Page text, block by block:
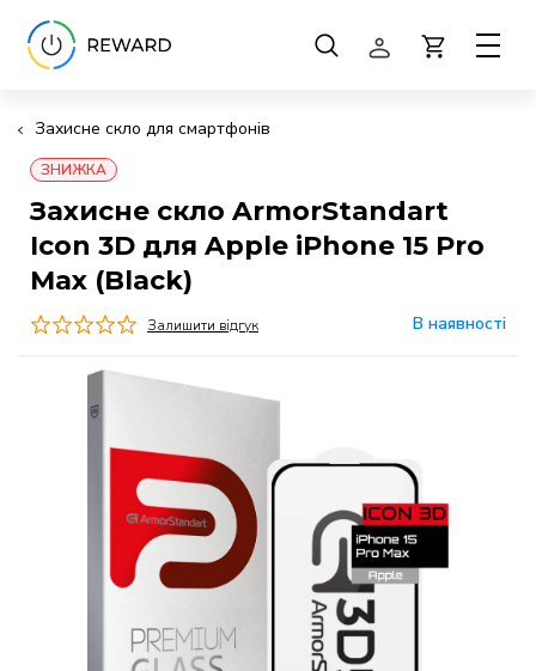
Захисне скло для смартфонів
ЗНИЖКА
Захисне скло ArmorStandart
Icon 3D для Apple iPhone 15 Pro
Max (Black)
Залишити відгук В наявності